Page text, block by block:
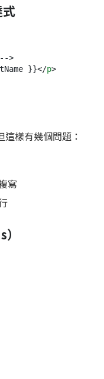
}}</p>
樣有幾個問題：
寫